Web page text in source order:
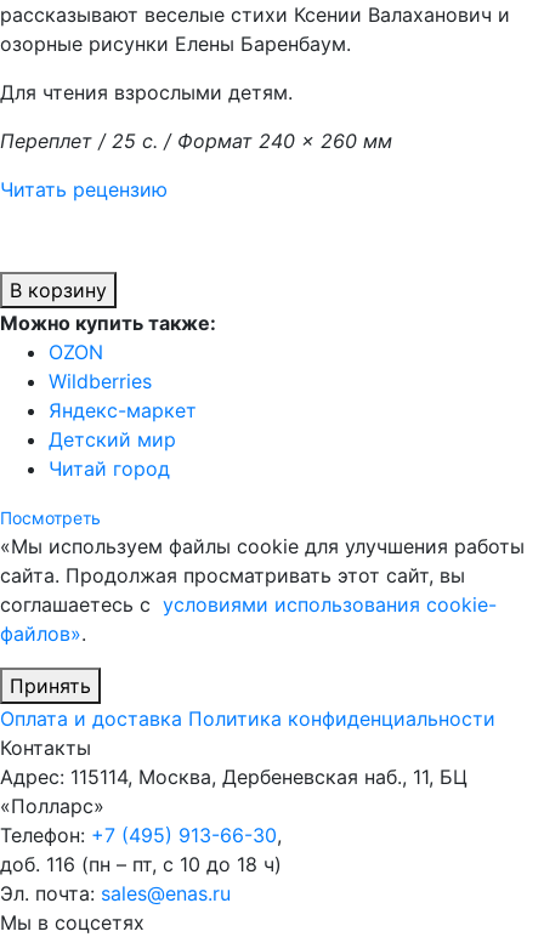
рассказывают веселые стихи Ксении Валаханович и
озорные рисунки Елены Баренбаум.
Для чтения взрослыми детям.
Переплет / 25 с. / Формат 240 × 260 мм
Читать рецензию
В корзину
Можно купить также:
OZON
Wildberries
Яндекс-маркет
Детский мир
Читай город
Посмотреть
«Мы используем файлы cookie для улучшения работы
сайта. Продолжая просматривать этот сайт, вы
соглашаетесь с условиями использования cookie-
файлов».
Принять
Оплата и доставка Политика конфиденциальности
Контакты
Адрес: 115114, Москва, Дербеневская наб., 11, БЦ
«Полларс»
Телефон: +7 (495) 913-66-30,
доб. 116 (пн – пт, с 10 до 18 ч)
Эл. почта: sales@enas.ru
Мы в соцсетях